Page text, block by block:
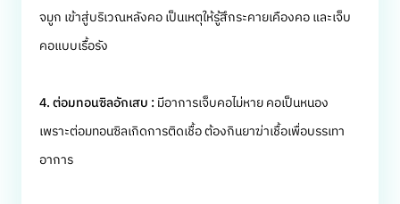
จมูก เข้าสู่บริเวณหลังคอ เป็นเหตุให้รู้สึกระคายเคืองคอ และเจ็บ
คอแบบเรื้อรัง
4. ต่อมทอนซิลอักเสบ : มีอาการเจ็บคอไม่หาย คอเป็นหนอง
เพราะต่อมทอนซิลเกิดการติดเชื้อ ต้องกินยาฆ่าเชื้อเพื่อบรรเทา
อาการ